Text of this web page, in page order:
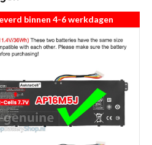
binnen 4-6 werkdagen